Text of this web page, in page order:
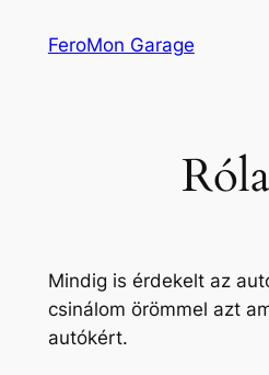
FeroMon Garage
Mindig is érdekelt az
csinálom örömmel azt
autókért.